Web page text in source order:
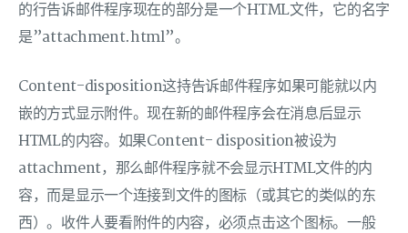
的行告诉邮件程序现在的部分是一个HTML文件，它的名字
是”attachment.html”。
Content-disposition这持告诉邮件程序如果可能就以内
嵌的方式显示附件。现在新的邮件程序会在消息后显示
HTML的内容。如果Content- disposition被设为
attachment，那么邮件程序就不会显示HTML文件的内
容，而是显示一个连接到文件的图标（或其它的类似的东
西）。收件人要看附件的内容，必须点击这个图标。一般